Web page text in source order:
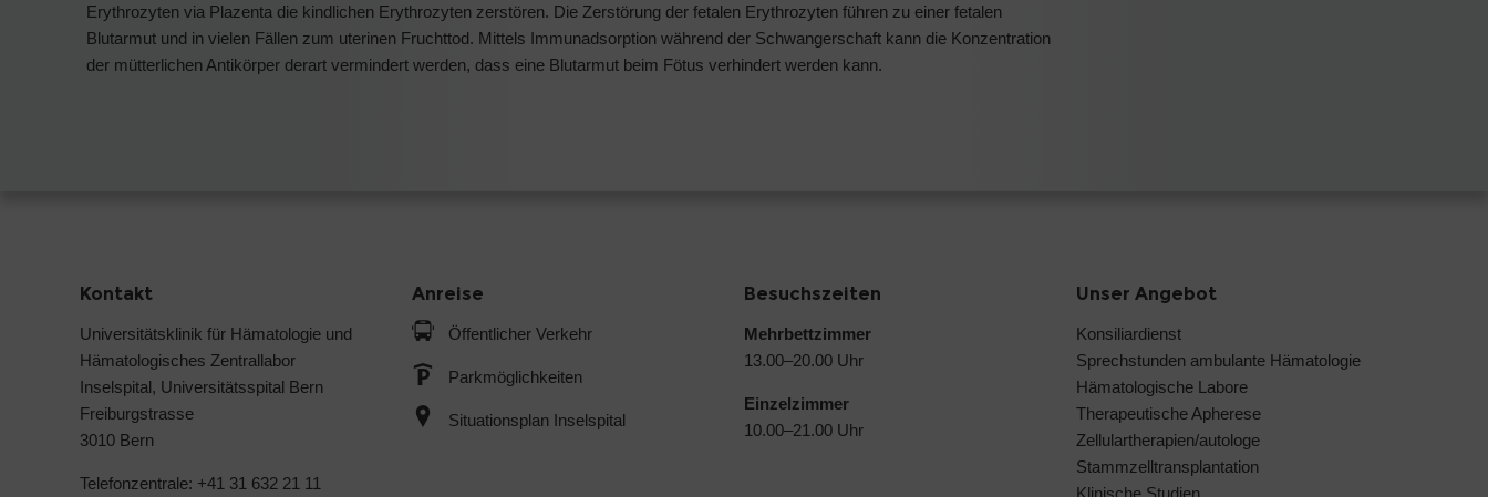
Erythrozyten via Plazenta die kindlichen Erythrozyten zerstören. Die Zerstörung der fetalen Erythrozyten führen zu einer fetalen
Blutarmut und in vielen Fällen zum uterinen Fruchttod. Mittels Immunadsorption während der Schwangerschaft kann die Konzentration
der mütterlichen Antikörper derart vermindert werden, dass eine Blutarmut beim Fötus verhindert werden kann.
Kontakt
Universitätsklinik für Hämatologie und
Hämatologisches Zentrallabor
Inselspital, Universitätsspital Bern
Freiburgstrasse
3010 Bern
Telefonzentrale: +41 31 632 21 11
Anreise
Öffentlicher Verkehr
Parkmöglichkeiten
Situationsplan Inselspital
Besuchszeiten
Mehrbettzimmer
13.00–20.00 Uhr
Einzelzimmer
10.00–21.00 Uhr
Unser Angebot
Konsiliardienst
Sprechstunden ambulante Hämatologie
Hämatologische Labore
Therapeutische Apherese
Zellulartherapien/autologe
Stammzelltransplantation
Klinische Studien